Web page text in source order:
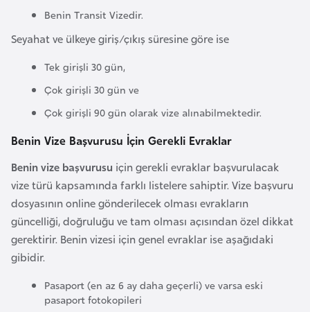
Benin Transit Vizedir.
Seyahat ve ülkeye giriş/çıkış süresine göre ise
Tek girişli 30 gün,
Çok girişli 30 gün ve
Çok girişli 90 gün olarak vize alınabilmektedir.
Benin Vize Başvurusu İçin Gerekli Evraklar
Benin vize başvurusu için gerekli evraklar başvurulacak
vize türü kapsamında farklı listelere sahiptir. Vize başvuru
dosyasının online gönderilecek olması evrakların
güncelliği, doğruluğu ve tam olması açısından özel dikkat
gerektirir. Benin vizesi için genel evraklar ise aşağıdaki
gibidir.
Pasaport (en az 6 ay daha geçerli) ve varsa eski
pasaport fotokopileri
k
a
B
e
n
i